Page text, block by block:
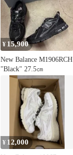
¥ 15,900
New Balance M1906RCH
"Black" 27.5㎝
¥ 12,000